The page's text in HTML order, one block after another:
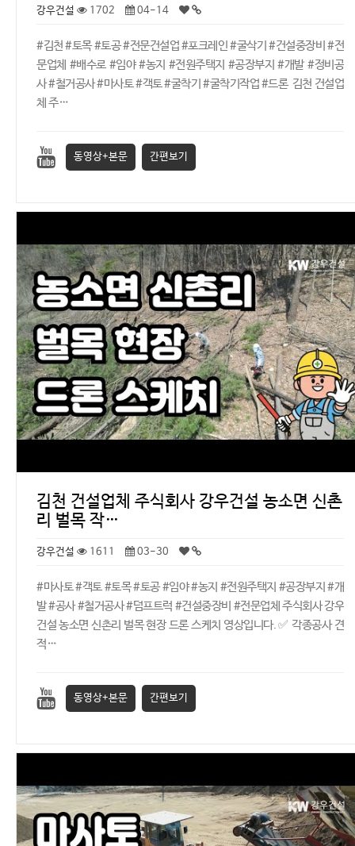
강우건설 1702 04-14
#김천 #토목 #토공 #전문건설업 #포크레인 #굴삭기 #건설중장비 #전
문업체 #배수로 #임야 #농지 #전원주택지 #공장부지 #개발 #정비공
사 #철거공사 #마사토 #객토 #굴착기 #굴착기작업 #드론 김천 건설업
체 주…
동영상+본문 간편보기
김천 건설업체 주식회사 강우건설 농소면 신촌
리 벌목 작…
강우건설 1611 03-30
#마사토 #객토 #토목 #토공 #임야 #농지 #전원주택지 #공장부지 #개
발 #공사 #철거공사 #덤프트럭 #건설중장비 #전문업체 주식회사 강우
건설 농소면 신촌리 벌목 현장 드론 스케치 영상입니다. ✅ 각종공사 견
적…
동영상+본문 간편보기